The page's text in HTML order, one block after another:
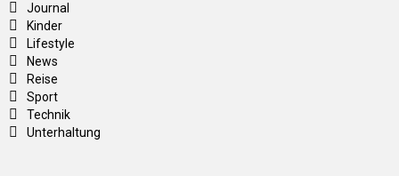
Journal
Kinder
Lifestyle
News
Reise
Sport
Technik
Unterhaltung